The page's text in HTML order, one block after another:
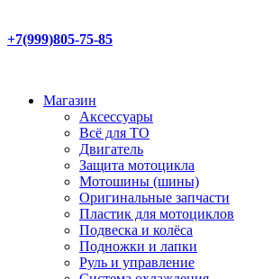
+7(999)805-75-85
Магазин
Аксессуары
Всё для ТО
Двигатель
Защита мотоцикла
Мотошины (шины)
Оригинальные запчасти
Пластик для мотоциклов
Подвеска и колёса
Подножки и лапки
Руль и управление